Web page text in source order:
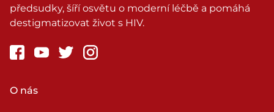
předsudky, šíří osvětu o moderní léčbě a pomáhá
destigmatizovat život s HIV.
O nás